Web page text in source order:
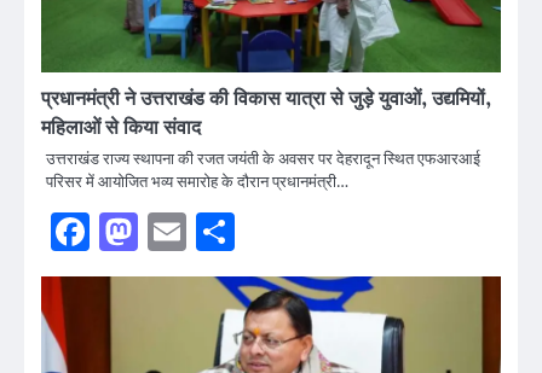
प्रधानमंत्री ने उत्तराखंड की विकास यात्रा से जुड़े युवाओं, उद्यमियों,
महिलाओं से किया संवाद
उत्तराखंड राज्य स्थापना की रजत जयंती के अवसर पर देहरादून स्थित एफआरआई
परिसर में आयोजित भव्य समारोह के दौरान प्रधानमंत्री…
Facebook
Mastodon
Email